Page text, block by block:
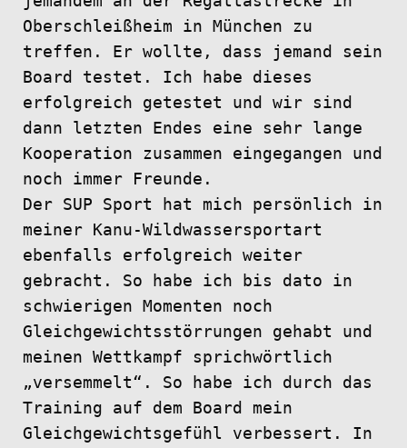
Oberschleißheim in München zu
treffen. Er wollte, dass jemand sein
Board testet. Ich habe dieses
erfolgreich getestet und wir sind
dann letzten Endes eine sehr lange
Kooperation zusammen eingegangen und
noch immer Freunde.
Der SUP Sport hat mich persönlich in
meiner Kanu-Wildwassersportart
ebenfalls erfolgreich weiter
gebracht. So habe ich bis dato in
schwierigen Momenten noch
Gleichgewichtsstörrungen gehabt und
meinen Wettkampf sprichwörtlich
„versemmelt“. So habe ich durch das
Training auf dem Board mein
Gleichgewichtsgefühl verbessert. In